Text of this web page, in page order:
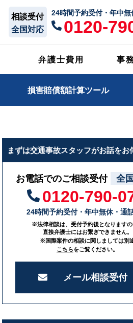
相談受付
全国対応
24時間予約受付・年中
0120-
弁護士費用 事
損害賠償額計算ツール
まずは交通事故スタッフがお話をお
お電話でのご相談受付 全
0120-790-
24時間予約受付・年中無休・通
※法律相談は、受付予約後となりますの
直接弁護士にはお繋ぎできません。
※国際案件の相談に関しましては別
こちらをご覧ください。
メール相談受付